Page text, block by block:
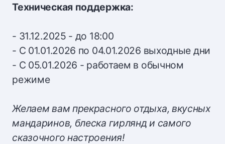
Техническая поддержка:
- 31.12.2025 - до 18:00
- С 01.01.2026 по 04.01.2026 выходные дни
- С 05.01.2026 - работаем в обычном
режиме
Желаем вам прекрасного отдыха, вкусных
мандаринов, блеска гирлянд и самого
сказочного настроения!